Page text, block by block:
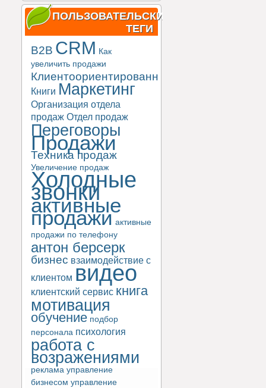
ПОЛЬЗОВАТЕЛЬСКИЕ
ТЕГИ
B2B CRM Как
увеличить продажи
Клиентоориентированность
Книги Маркетинг
Организация отдела
продаж Отдел продаж
Переговоры
Продажи
Техника продаж
Увеличение продаж
Холодные
звонки
активные
продажи активные
продажи по телефону
антон берсерк
бизнес взаимодействие с
клиентом видео
клиентский сервис книга
мотивация
обучение подбор
персонала психология
работа с
возражениями
реклама управление
бизнесом управление